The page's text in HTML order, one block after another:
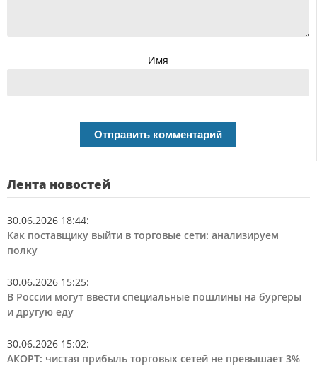
Имя
Лента новостей
30.06.2026 18:44:
Как поставщику выйти в торговые сети: анализируем
полку
30.06.2026 15:25:
В России могут ввести специальные пошлины на бургеры
и другую еду
30.06.2026 15:02:
АКОРТ: чистая прибыль торговых сетей не превышает 3%